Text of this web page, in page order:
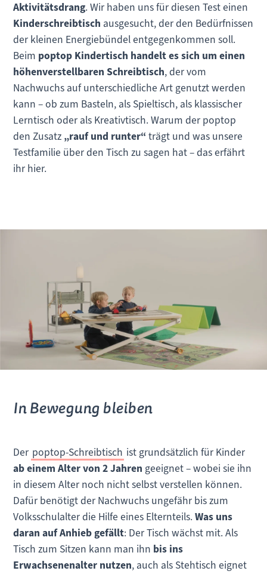
Aktivitätsdrang. Wir haben uns für diesen Test einen
Kinderschreibtisch ausgesucht, der den Bedürfnissen
der kleinen Energiebündel entgegenkommen soll.
Beim poptop Kindertisch handelt es sich um einen
höhenverstellbaren Schreibtisch, der vom
Nachwuchs auf unterschiedliche Art genutzt werden
kann – ob zum Basteln, als Spieltisch, als klassischer
Lerntisch oder als Kreativtisch. Warum der poptop
den Zusatz „rauf und runter“ trägt und was unsere
Testfamilie über den Tisch zu sagen hat – das erfährt
ihr hier.
In Bewegung bleiben
Der poptop-Schreibtisch ist grundsätzlich für Kinder
ab einem Alter von 2 Jahren geeignet – wobei sie ihn
in diesem Alter noch nicht selbst verstellen können.
Dafür benötigt der Nachwuchs ungefähr bis zum
Volksschulalter die Hilfe eines Elternteils.Was uns
daran auf Anhieb gefällt: Der Tisch wächst mit. Als
Tisch zum Sitzen kann man ihn bis ins
Erwachsenenalter nutzen, auch als Stehtisch eignet